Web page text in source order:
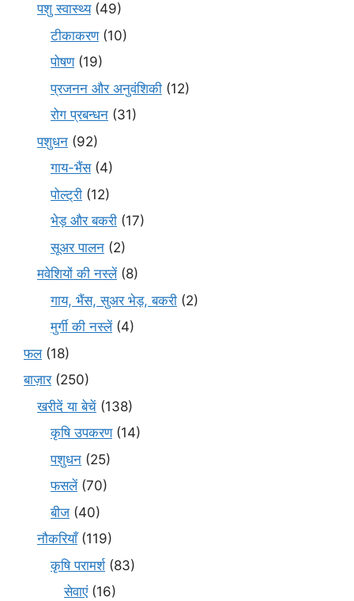
पशु स्वास्थ्य(49)
टीकाकरण(10)
पोषण(19)
प्रजनन और अनुवंशिकी (12)
रोग प्रबन्धन (31)
पशुधन (92)
गाय-भैंस(4)
पोल्ट्री (12)
भेड़ और बकरी (17)
सूअर पालन (2)
मवेशियों की नस्लें(8)
गाय, भैंस, सुअर भेड़, बकरी (2)
मुर्गी की नस्लें(4)
फल(18)
बाज़ार(250)
खरीदें या बेचें (138)
कृषि उपकरण(14)
पशुधन (25)
फसलें(70)
बीज (40)
नौकरियाँ(119)
कृषि परामर्श(83)
सेवाएं(16)